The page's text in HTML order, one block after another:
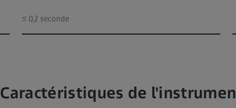
≤ 0,2 seconde
Caractéristiques de